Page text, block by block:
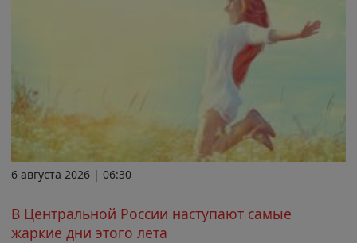
6 августа 2026 | 06:30
В Центральной России наступают самые
жаркие дни этого лета